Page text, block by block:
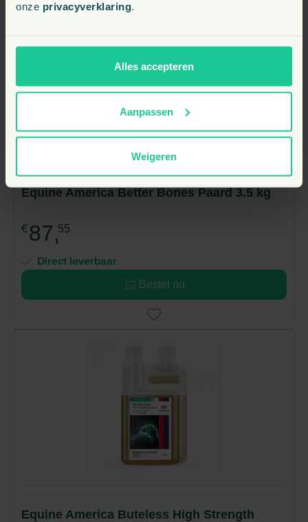
onze privacyverklaring.
Alles accepteren
Aanpassen
Weigeren
Equine America Better Bones Paard 3.5 kg
€ 87,55
Direct leverbaar
Bestel nu
Equine America Buteless High Strength